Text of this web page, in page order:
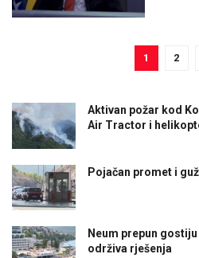
1 2
Aktivan požar kod
Air Tractor i
Pojačan promet i
Neum prepun
održiva rješenja